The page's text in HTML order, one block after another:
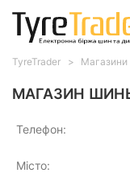
МАГАЗИН
Телефон:
Місто:
TyreTrader